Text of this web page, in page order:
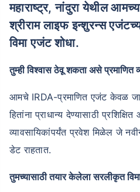
महाराष्ट्र, नांदुरा येथील आमच्या IRDAI प्रमाणित तज्ञ
श्रीराम लाइफ इन्शुरन्स
विमा एजंट शोधा.
तुम्ही विश्वास ठेवू शकता असे प्रमाणित
आमचे IRDA-प्रमाणित एजंट केवळ
हितांना प्राधान्य देण्यासाठी
व्यावसायिकांपर्यंत प्रवेश मिळेल जे
डेट राहतात.
तुमच्यासाठी तयार केलेला सरलीकृत